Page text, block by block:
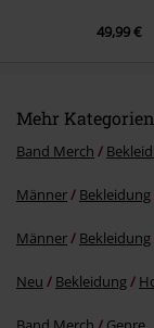
49,99 €
Mehr
Band Merch
Männer Bekleidung
Männer Bekleidung
Neu Bekleidung